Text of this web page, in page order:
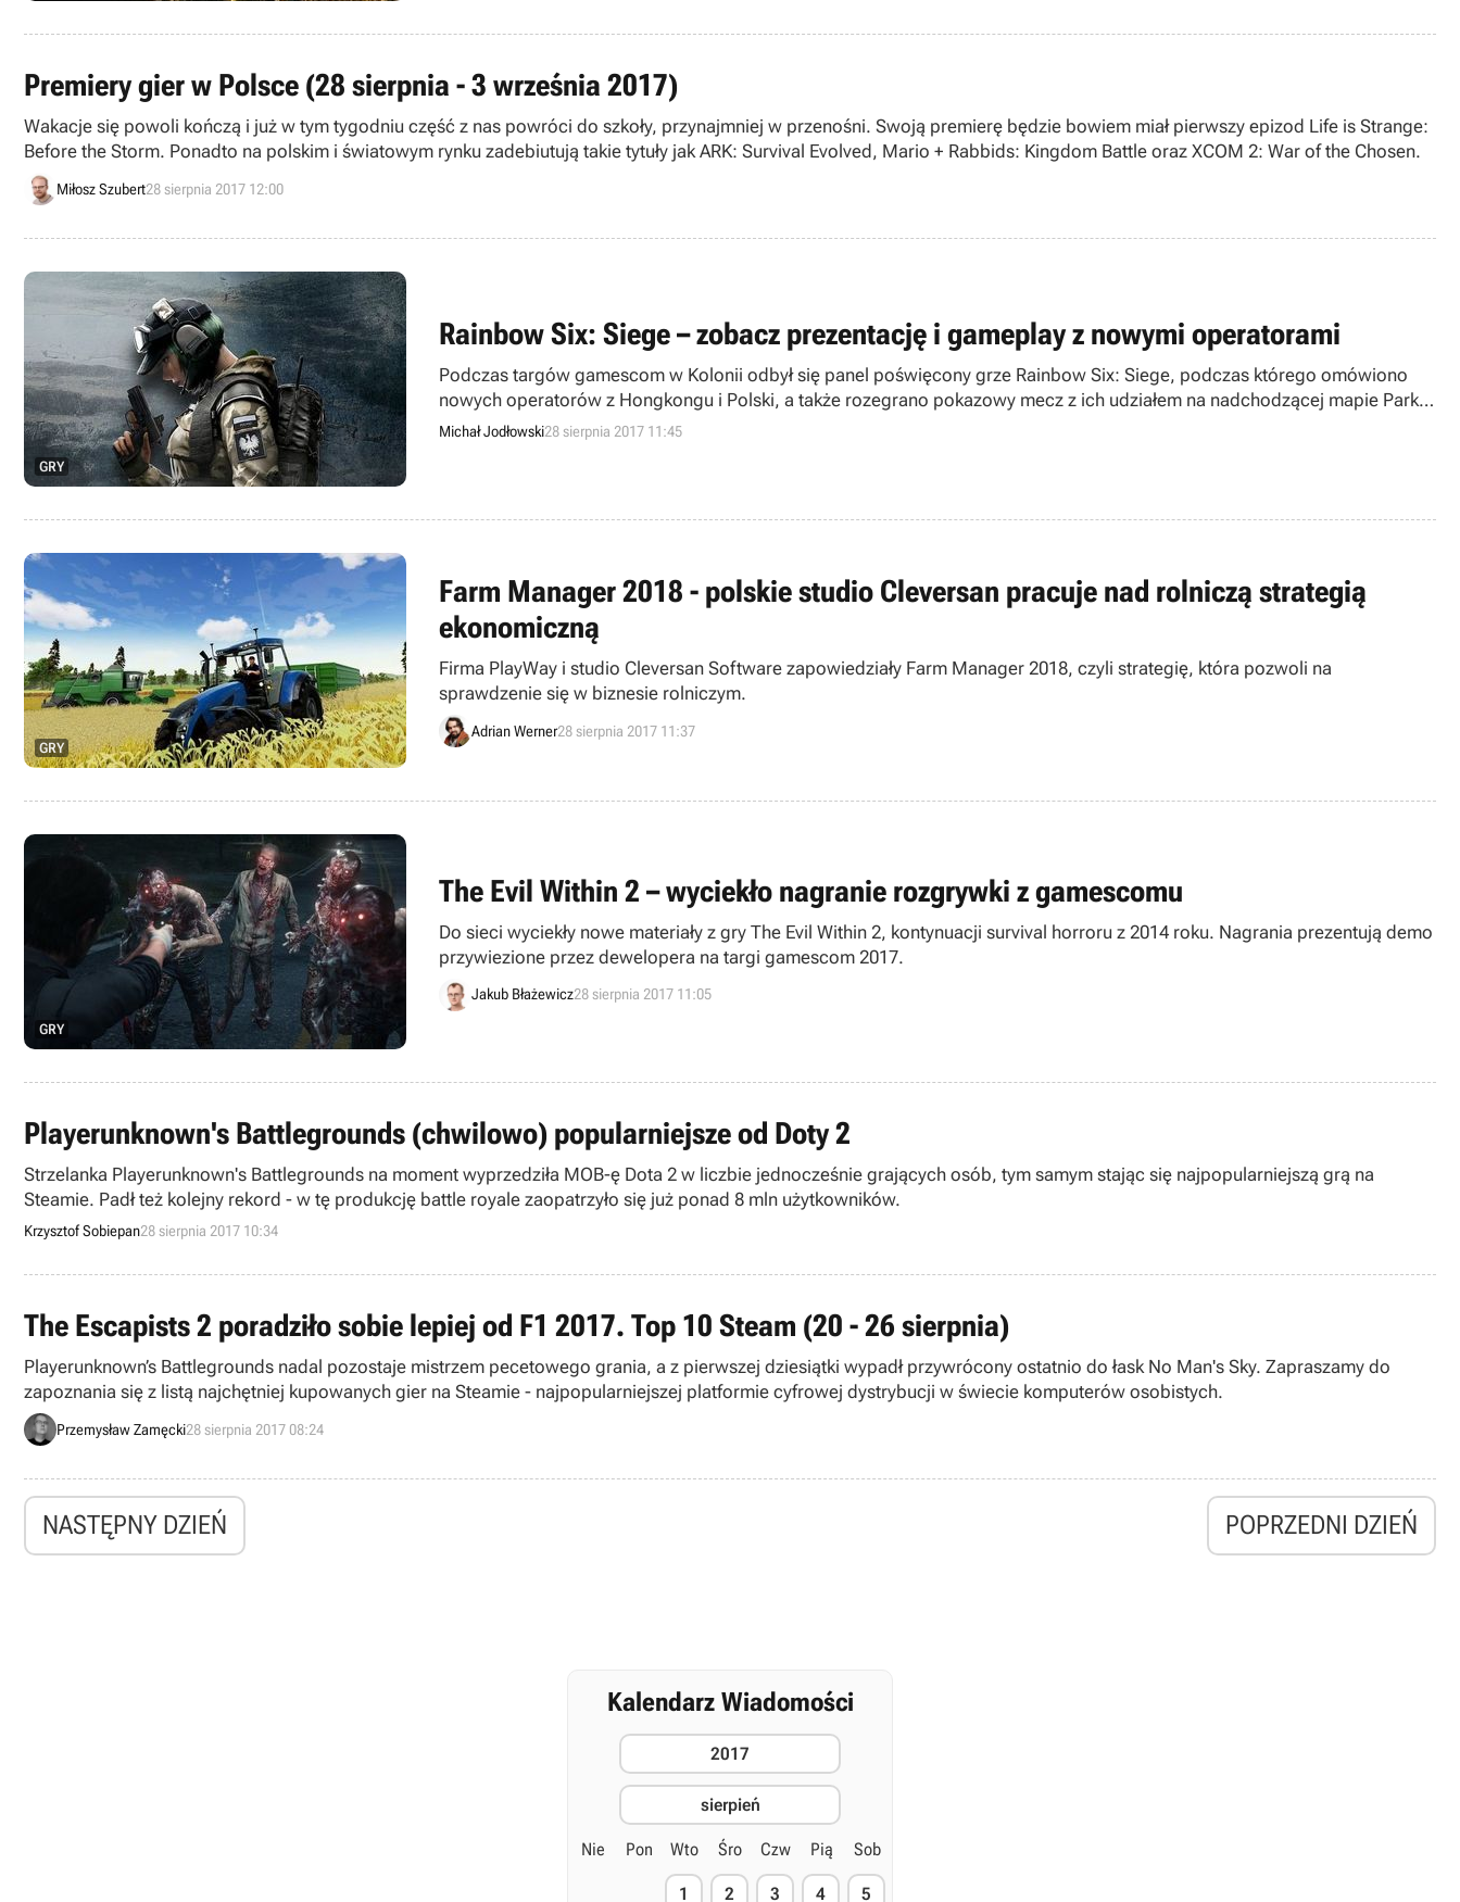
Premiery gier w Polsce (28 sierpnia - 3 września 2017)
Wakacje się powoli kończą i już w tym tygodniu część z nas powróci do szkoły, przynajmniej w przenośni. Swoją premierę będzie bowiem miał pierwszy epizod Life is Strange:
Before the Storm. Ponadto na polskim i światowym rynku zadebiutują takie tytuły jak ARK: Survival Evolved, Mario + Rabbids: Kingdom Battle oraz XCOM 2: War of the Chosen.
Miłosz Szubert28 sierpnia 2017 12:00
GRY
Rainbow Six: Siege – zobacz prezentację i gameplay z nowymi operatorami
Podczas targów gamescom w Kolonii odbył się panel poświęcony grze Rainbow Six: Siege, podczas którego omówiono
nowych operatorów z Hongkongu i Polski, a także rozegrano pokazowy mecz z ich udziałem na nadchodzącej mapie Park
Rozrywki.
Michał Jodłowski28 sierpnia 2017 11:45
GRY
Farm Manager 2018 - polskie studio Cleversan pracuje nad rolniczą strategią
ekonomiczną
Firma PlayWay i studio Cleversan Software zapowiedziały Farm Manager 2018, czyli strategię, która pozwoli na
sprawdzenie się w biznesie rolniczym.
Adrian Werner28 sierpnia 2017 11:37
GRY
The Evil Within 2 – wyciekło nagranie rozgrywki z gamescomu
Do sieci wyciekły nowe materiały z gry The Evil Within 2, kontynuacji survival horroru z 2014 roku. Nagrania prezentują demo
przywiezione przez dewelopera na targi gamescom 2017.
Jakub Błażewicz28 sierpnia 2017 11:05
Playerunknown's Battlegrounds (chwilowo) popularniejsze od Doty 2
Strzelanka Playerunknown's Battlegrounds na moment wyprzedziła MOB-ę Dota 2 w liczbie jednocześnie grających osób, tym samym stając się najpopularniejszą grą na
Steamie. Padł też kolejny rekord - w tę produkcję battle royale zaopatrzyło się już ponad 8 mln użytkowników.
Krzysztof Sobiepan28 sierpnia 2017 10:34
The Escapists 2 poradziło sobie lepiej od F1 2017. Top 10 Steam (20 - 26 sierpnia)
Playerunknown’s Battlegrounds nadal pozostaje mistrzem pecetowego grania, a z pierwszej dziesiątki wypadł przywrócony ostatnio do łask No Man's Sky. Zapraszamy do
zapoznania się z listą najchętniej kupowanych gier na Steamie - najpopularniejszej platformie cyfrowej dystrybucji w świecie komputerów osobistych.
Przemysław Zamęcki28 sierpnia 2017 08:24
NASTĘPNY DZIEŃ POPRZEDNI DZIEŃ
Kalendarz Wiadomości
2017
sierpień
Nie Pon Wto Śro Czw Pią Sob
1 2 3 4 5